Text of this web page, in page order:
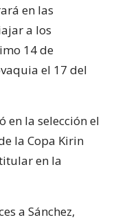
en las
a los
14 de
el 17 del
en la selección el
la Copa Kirin
en la
a Sánchez,